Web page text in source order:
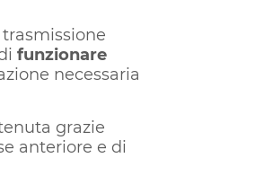
funzionare
necessaria
grazie
anteriore e di